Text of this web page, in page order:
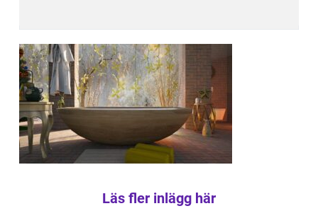
Läs fler inlägg här